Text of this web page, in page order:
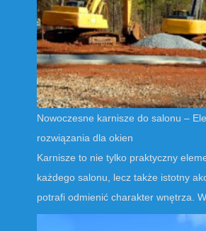
Nowoczesne karnisze do salonu –
rozwiązania dla okien
Karnisze to nie tylko praktyczny
każdego salonu, lecz także istotny
potrafi odmienić charakter wnętrza.